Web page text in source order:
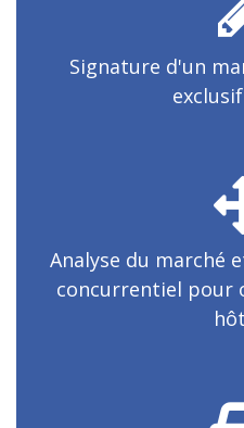
Signature d'un
Analyse du marché
concurrentiel pour